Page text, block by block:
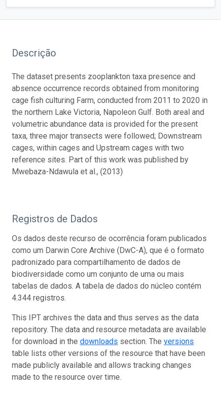
Descrição
The dataset presents zooplankton taxa presence and
absence occurrence records obtained from monitoring
cage fish culturing Farm, conducted from 2011 to 2020 in
the northern Lake Victoria, Napoleon Gulf. Both areal and
volumetric abundance data is provided for the present
taxa, three major transects were followed; Downstream
cages, within cages and Upstream cages with two
reference sites. Part of this work was published by
Mwebaza-Ndawula et al., (2013)
Registros de Dados
Os dados deste recurso de ocorrência foram publicados
como um Darwin Core Archive (DwC-A), que é o formato
padronizado para compartilhamento de dados de
biodiversidade como um conjunto de uma ou mais
tabelas de dados. A tabela de dados do núcleo contém
4.344 registros.
This IPT archives the data and thus serves as the data
repository. The data and resource metadata are available
for download in the downloads section. The versions
table lists other versions of the resource that have been
made publicly available and allows tracking changes
made to the resource over time.